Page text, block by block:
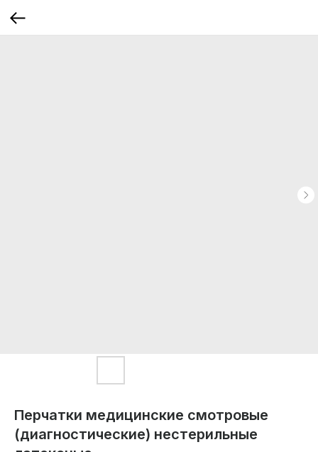
Перчатки медицинские смотровые
(диагностические) нестерильные